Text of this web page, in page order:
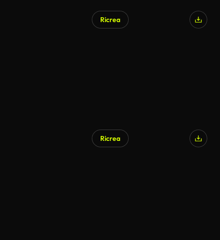
Ricrea
Ricrea